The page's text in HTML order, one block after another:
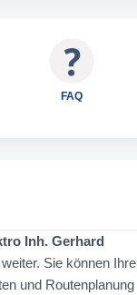
FAQ
Inh. Gerhard
Sie können Ihre
und Routenplanung